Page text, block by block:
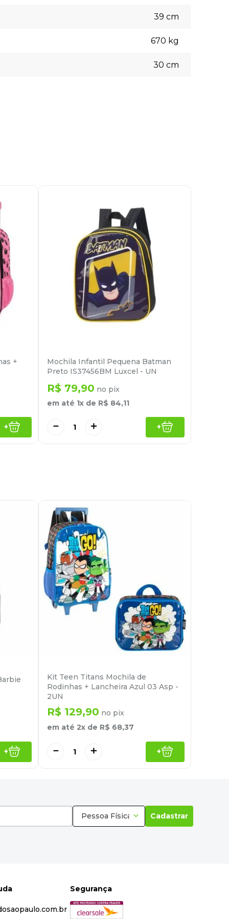
39 cm
670 kg
30 cm
+
+
Mochila Infantil Pequena Batman
Preto IS37456BM Luxcel - UN
R$ 79,90 no pix
em até 1x de R$ 84,11
＋
－ +
+
Kit Teen Titans Mochila de
Rodinhas + Lancheira Azul 03 Asp -
2UN
R$ 129,90 no pix
em até 2x de R$ 68,37
＋
－ +
Pessoa Física Cadastrar
Segurança